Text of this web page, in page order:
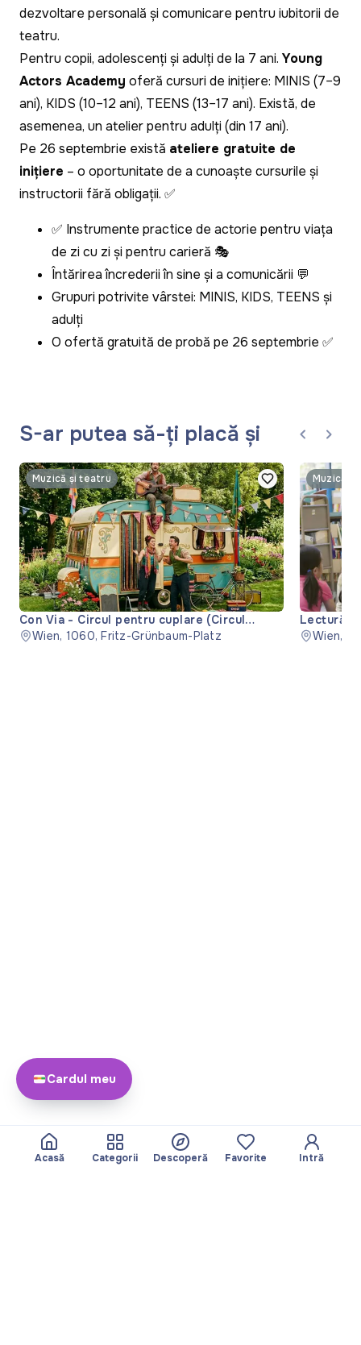
dezvoltare personală și comunicare pentru iubitorii de
teatru.
Pentru copii, adolescenți și adulți de la 7 ani. Young
Actors Academy oferă cursuri de inițiere: MINIS (7–9
ani), KIDS (10–12 ani), TEENS (13–17 ani). Există, de
asemenea, un atelier pentru adulți (din 17 ani).
Pe 26 septembrie există ateliere gratuite de
inițiere – o oportunitate de a cunoaște cursurile și
instructorii fără obligații. ✅
✅ Instrumente practice de actorie pentru viața
de zi cu zi și pentru carieră 🎭
Întărirea încrederii în sine și a comunicării 💬
Grupuri potrivite vârstei: MINIS, KIDS, TEENS și
adulți
O ofertă gratuită de probă pe 26 septembrie ✅
S-ar putea să-ți placă și
Muzică și teatru
Con Via - Circul pentru cuplare (Circul
pentru cuplare)
Wien, 1060, Fritz-Grünbaum-Platz
Muzică
Lectură
Wien,
Acasă Categorii Descoperă Favorite Intră
Cardul meu